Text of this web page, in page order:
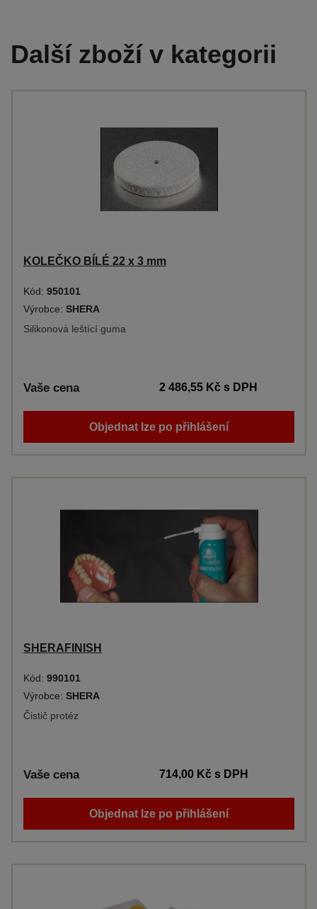
Další zboží v kategorii
KOLEČKO BÍLÉ 22 x 3 mm
Kód: 950101
Výrobce: SHERA
Silikonová leštící guma
Vaše cena 2 486,55 Kčs DPH
Objednat lze po přihlášení
SHERAFINISH
Kód: 990101
Výrobce: SHERA
Čistič protéz
Vaše cena 714,00 Kčs DPH
Objednat lze po přihlášení